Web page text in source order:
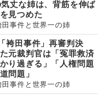
丈な姉は、背筋を伸ば
見つめた
事件と世界一の姉
袴田事件」再審判決
元裁判官は「冤罪救済
り過ぎる」「人権問題
問題」
事件と世界一の姉